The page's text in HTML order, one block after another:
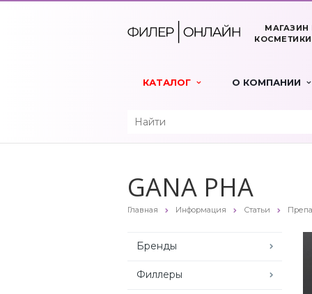
КАТАЛОГ О КОМПАНИИ
GANA PHA
Главная Информация Статьи
Бренды
Филлеры